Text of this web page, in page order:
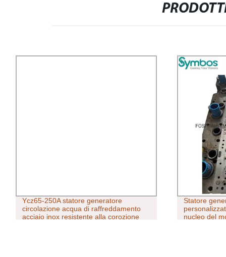
Ycz65-250A statore generatore
circolazione acqua di raffreddamento
acciaio inox resistente alla corozione
Statore
nucleo del